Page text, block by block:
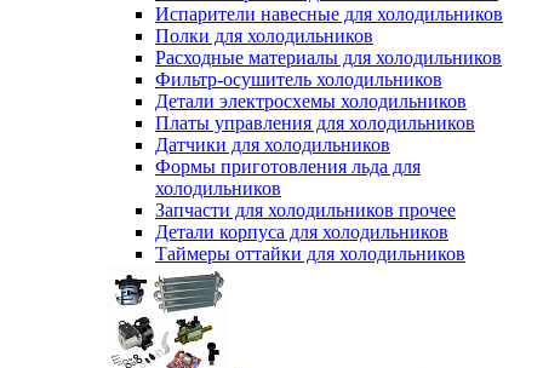
Испарители навесные для холодильников
Полки для холодильников
Расходные материалы для холодильников
Фильтр-осушитель холодильников
Детали электросхемы холодильников
Платы управления для холодильников
Датчики для холодильников
Формы приготовления льда для
холодильников
Запчасти для холодильников прочее
Детали корпуса для холодильников
Таймеры оттайки для холодильников